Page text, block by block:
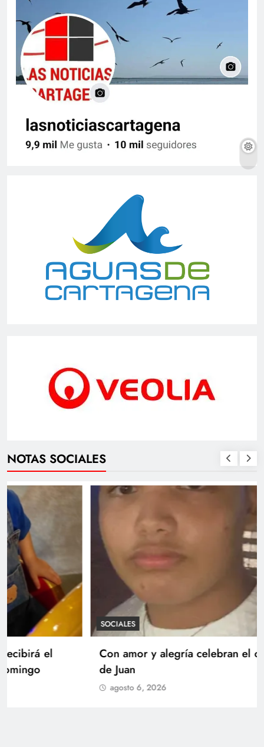
NOTAS SOCIALES
SOCIALES
Con amor y alegría celebran el cumpleaños
de Juan